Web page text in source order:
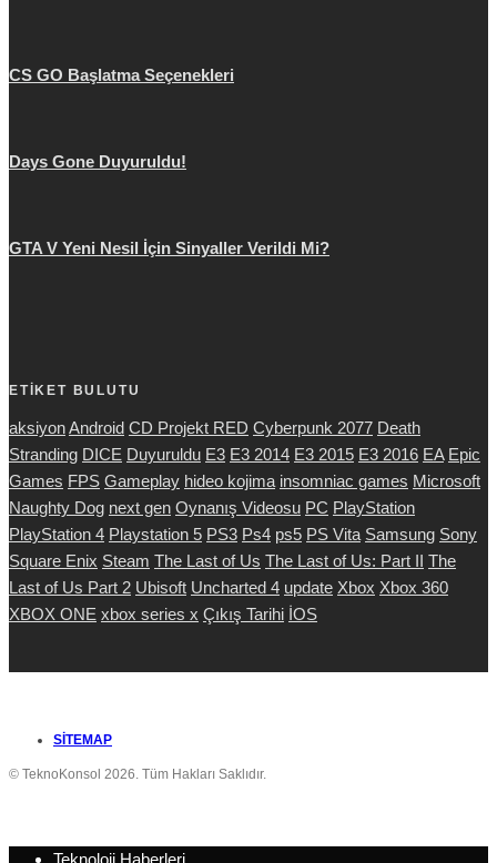
CS GO Başlatma Seçenekleri
Days Gone Duyuruldu!
GTA V Yeni Nesil İçin Sinyaller Verildi Mi?
ETİKET BULUTU
aksiyonAndroid CD Projekt RED Cyberpunk 2077 Death
Stranding DICE Duyuruldu E3 E3 2014 E3 2015 E3 2016 EA Epic
Games FPS Gameplay hideo kojima insomniac games Microsoft
Naughty Dog next gen Oynanış Videosu PC PlayStation
PlayStation 4 Playstation 5 PS3 Ps4 ps5 PS Vita Samsung Sony
Square Enix Steam The Last of Us The Last of Us: Part II The
Last of Us Part 2 Ubisoft Uncharted 4 update Xbox Xbox 360
XBOX ONE xbox series x Çıkış Tarihi İOS
SITEMAP
© TeknoKonsol 2026. Tüm Hakları Saklıdır.